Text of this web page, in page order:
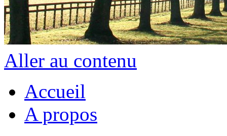
Aller au contenu
Accueil
A propos